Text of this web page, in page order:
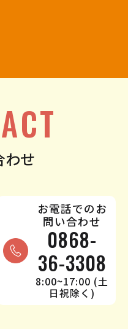
わせ
お電話でのお
問い合わせ
0868-
36-3308
8:00~17:00 (土
日祝除く)